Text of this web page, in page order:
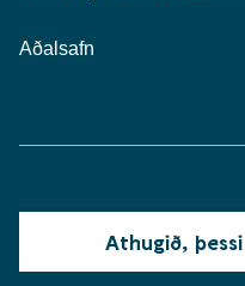
Aðalsafn
Athugið,